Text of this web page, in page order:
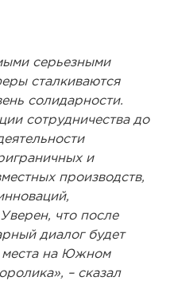
серьезными
сталкиваются
солидарности.
сотрудничества до
и
производств,
что после
диалог будет
места на Южном
– сказал